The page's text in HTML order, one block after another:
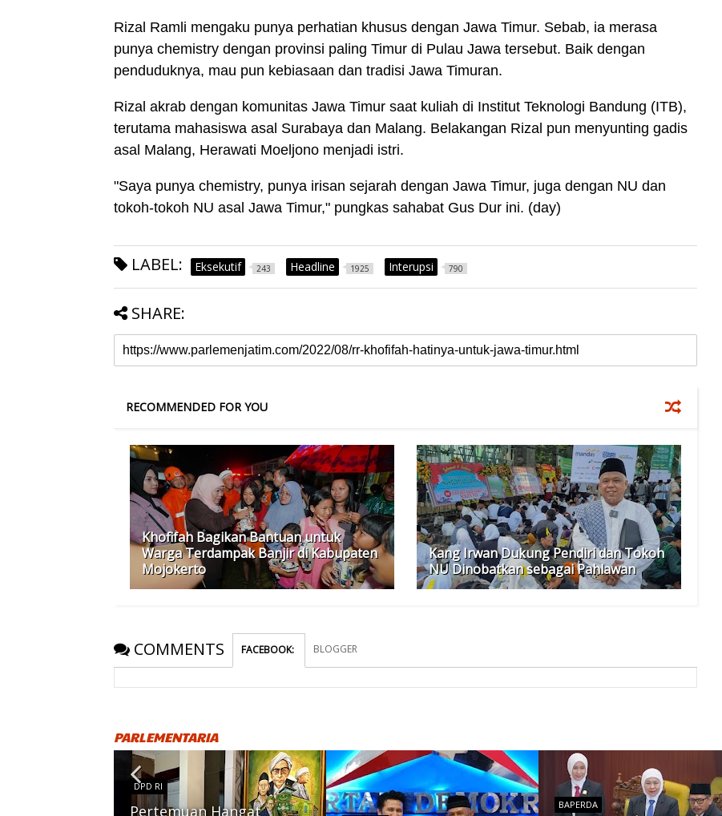
Rizal Ramli mengaku punya perhatian khusus dengan Jawa Timur. Sebab, ia merasa
punya chemistry dengan provinsi paling Timur di Pulau Jawa tersebut. Baik dengan
penduduknya, mau pun kebiasaan dan tradisi Jawa Timuran.
Rizal akrab dengan komunitas Jawa Timur saat kuliah di Institut Teknologi Bandung (ITB),
terutama mahasiswa asal Surabaya dan Malang. Belakangan Rizal pun menyunting gadis
asal Malang, Herawati Moeljono menjadi istri.
"Saya punya chemistry, punya irisan sejarah dengan Jawa Timur, juga dengan NU dan
tokoh-tokoh NU asal Jawa Timur," pungkas sahabat Gus Dur ini. (day)
LABEL: Eksekutif 243 Headline 1925 Interupsi 790
SHARE:
RECOMMENDED FOR YOU
Khofifah Bagikan Bantuan untuk
Warga Terdampak Banjir di Kabupaten
Mojokerto
Kang Irwan Dukung Pendiri dan Tokoh
NU Dinobatkan sebagai Pahlawan
COMMENTS FACEBOOK: BLOGGER
PARLEMENTARIA
DPD RI
Pertemuan Hangat BAPERDA